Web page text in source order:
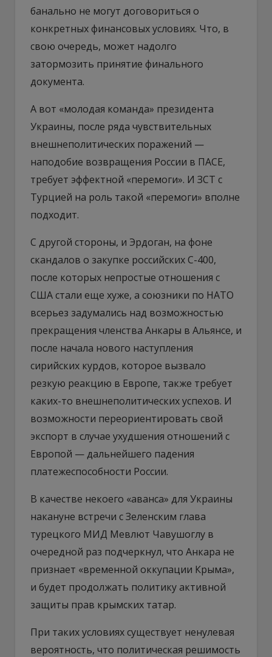
банально не могут договориться о
конкретных финансовых условиях. Что, в
свою очередь, может надолго
затормозить принятие финального
документа.
А вот «молодая команда» президента
Украины, после ряда чувствительных
внешнеполитических поражений —
наподобие возвращения России в ПАСЕ,
требует эффектной «перемоги». И ЗСТ с
Турцией на роль такой «перемоги» вполне
подходит.
С другой стороны, и Эрдоган, на фоне
скандалов о закупке российских С-400,
после которых непростые отношения с
США стали еще хуже, а союзники по НАТО
всерьез задумались над возможностью
прекращения членства Анкары в Альянсе, и
после начала нового наступления
сирийских курдов, которое вызвало
резкую реакцию в Европе, также требует
каких-то внешнеполитических успехов. И
возможности переориентировать свой
экспорт в случае ухудшения отношений с
Европой — дальнейшего падения
платежеспособности России.
В качестве некоего «аванса» для Украины
накануне встречи с Зеленским глава
турецкого МИД Мевлют Чавушоглу в
очередной раз подчеркнул, что Анкара не
признает «временной оккупации Крыма»,
и будет продолжать политику активной
защиты прав крымских татар.
При таких условиях существует ненулевая
вероятность, что политическая решимость